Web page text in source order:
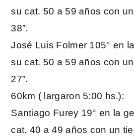
su cat. 50 a 59 años con
38”.
José Luis Folmer 105° en
su cat. 50 a 59 años con
27”.
60km ( largaron 5:00 hs.):
Santiago Furey 19° en la
cat. 40 a 49 años con un